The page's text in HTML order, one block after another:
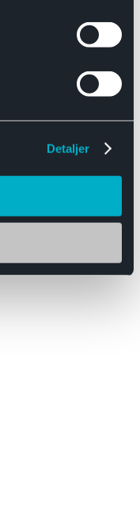
Detaljer